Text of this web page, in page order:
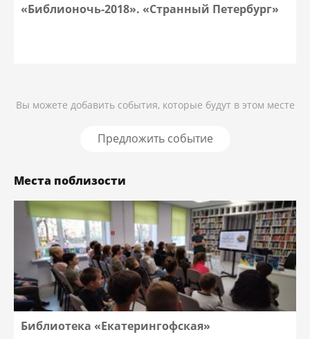
«Библионочь-2018». «Странный Петербург»
Вы можете добавить события, которые будут в этом месте
Предложить событие
Места поблизости
Библиотека «Екатерингофская»